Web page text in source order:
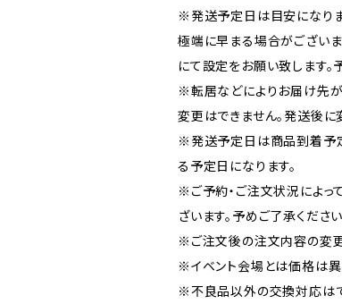
※発送予定日は目安になり
極端に早まる場合がござい
にて設定をお願い致します。
※転居などによりお届け先
変更はできません。発送後に
※発送予定日は商品到着予
る予定日になります。
※ご予約・ご注文状況によ
ざいます。予めご了承ください
※ご注文後の注文内容の変
※イベント会場とは価格は異
※不良品以外の交換対応は